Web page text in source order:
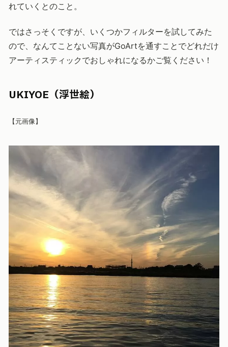
れていくとのこと。
ではさっそくですが、いくつかフィルターを試してみた
ので、なんてことない写真がGoArtを通すことでどれだけ
アーティスティックでおしゃれになるかご覧ください！
UKIYOE（浮世絵）
【元画像】